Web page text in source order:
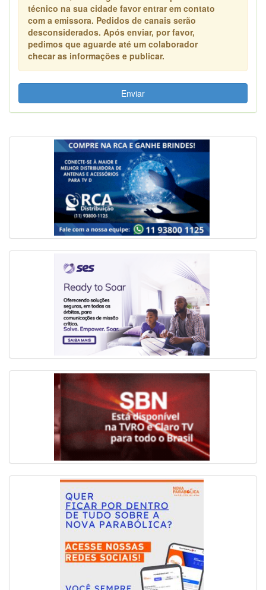
técnico na sua cidade favor entrar em contato
com a emissora. Pedidos de canais serão
desconsiderados. Após enviar, por favor,
pedimos que aguarde até um colaborador
checar as informações e publicar.
Enviar